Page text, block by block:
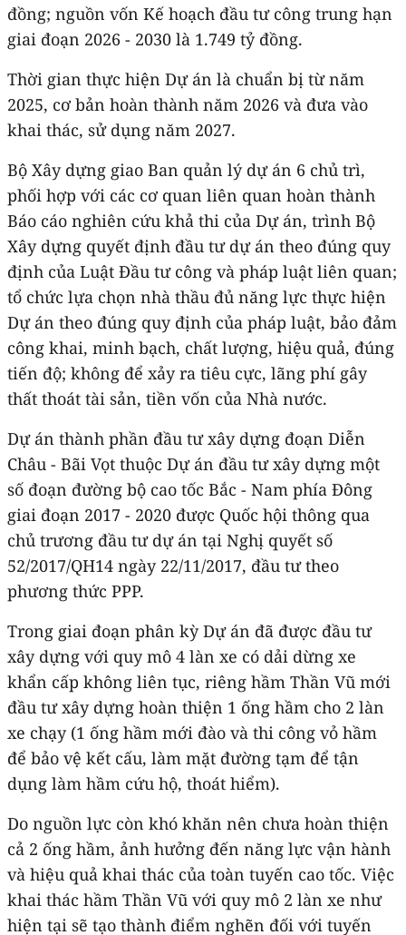
đồng; nguồn vốn Kế hoạch đầu tư công trung hạn
giai đoạn 2026 - 2030 là 1.749 tỷ đồng.
Thời gian thực hiện Dự án là chuẩn bị từ năm
2025, cơ bản hoàn thành năm 2026 và đưa vào
khai thác, sử dụng năm 2027.
Bộ Xây dựng giao Ban quản lý dự án 6 chủ trì,
phối hợp với các cơ quan liên quan hoàn thành
Báo cáo nghiên cứu khả thi của Dự án, trình Bộ
Xây dựng quyết định đầu tư dự án theo đúng quy
định của Luật Đầu tư công và pháp luật liên quan;
tổ chức lựa chọn nhà thầu đủ năng lực thực hiện
Dự án theo đúng quy định của pháp luật, bảo đảm
công khai, minh bạch, chất lượng, hiệu quả, đúng
tiến độ; không để xảy ra tiêu cực, lãng phí gây
thất thoát tài sản, tiền vốn của Nhà nước.
Dự án thành phần đầu tư xây dựng đoạn Diễn
Châu - Bãi Vọt thuộc Dự án đầu tư xây dựng một
số đoạn đường bộ cao tốc Bắc - Nam phía Đông
giai đoạn 2017 - 2020 được Quốc hội thông qua
chủ trương đầu tư dự án tại Nghị quyết số
52/2017/QH14 ngày 22/11/2017, đầu tư theo
phương thức PPP.
Trong giai đoạn phân kỳ Dự án đã được đầu tư
xây dựng với quy mô 4 làn xe có dải dừng xe
khẩn cấp không liên tục, riêng hầm Thần Vũ mới
đầu tư xây dựng hoàn thiện 1 ống hầm cho 2 làn
xe chạy (1 ống hầm mới đào và thi công vỏ hầm
để bảo vệ kết cấu, làm mặt đường tạm để tận
dụng làm hầm cứu hộ, thoát hiểm).
Do nguồn lực còn khó khăn nên chưa hoàn thiện
cả 2 ống hầm, ảnh hưởng đến năng lực vận hành
và hiệu quả khai thác của toàn tuyến cao tốc. Việc
khai thác hầm Thần Vũ với quy mô 2 làn xe như
hiện tại sẽ tạo thành điểm nghẽn đối với tuyến